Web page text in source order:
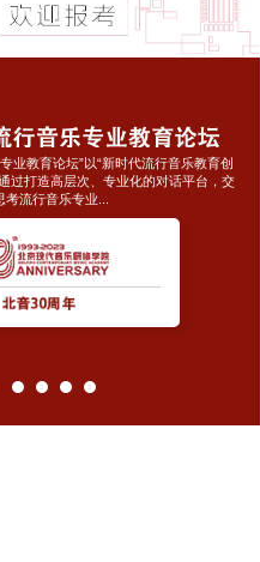
业教育论坛”以“新时代流行音乐教育创
过打造高层次、专业化的对话平台，交
流行音乐专业...